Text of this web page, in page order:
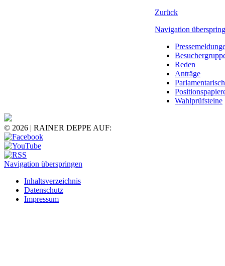
Zurück
Navigation
Reden
Anträge
Wahlprüfsteine
© 2026 | RAINER DEPPE AUF:
Navigation überspringen
Inhaltsverzeichnis
Datenschutz
Impressum